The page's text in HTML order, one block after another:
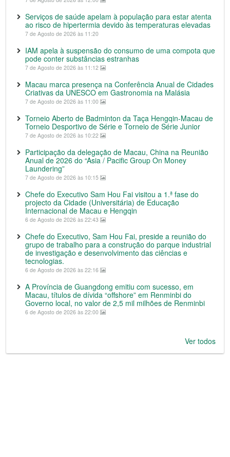
Serviços de saúde apelam à população para estar atenta
ao risco de hipertermia devido às temperaturas elevadas
7 de Agosto de 2026 às 11:20
IAM apela à suspensão do consumo de uma compota que
pode conter substâncias estranhas
7 de Agosto de 2026 às 11:12
Macau marca presença na Conferência Anual de Cidades
Criativas da UNESCO em Gastronomia na Malásia
7 de Agosto de 2026 às 11:00
Torneio Aberto de Badminton da Taça Hengqin-Macau de
Torneio Desportivo de Série e Torneio de Série Junior
7 de Agosto de 2026 às 10:22
Participação da delegação de Macau, China na Reunião
Anual de 2026 do “Asia / Pacific Group On Money
Laundering”
7 de Agosto de 2026 às 10:15
Chefe do Executivo Sam Hou Fai visitou a 1.ª fase do
projecto da Cidade (Universitária) de Educação
Internacional de Macau e Hengqin
6 de Agosto de 2026 às 22:43
Chefe do Executivo, Sam Hou Fai, preside a reunião do
grupo de trabalho para a construção do parque industrial
de investigação e desenvolvimento das ciências e
tecnologias.
6 de Agosto de 2026 às 22:16
A Província de Guangdong emitiu com sucesso, em
Macau, títulos de dívida “offshore” em Renminbi do
Governo local, no valor de 2,5 mil milhões de Renminbi
6 de Agosto de 2026 às 22:00
Ver todos